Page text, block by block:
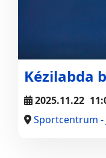
Kézilabda
2025.11.22
Sportcentrum -